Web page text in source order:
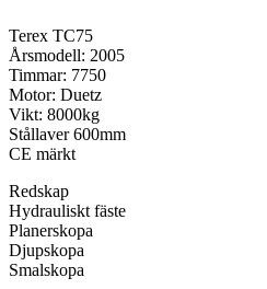
Terex TC75
Årsmodell: 2005
Timmar: 7750
Motor: Duetz
Vikt: 8000kg
Stållaver 600mm
CE märkt
Redskap
Hydrauliskt fäste
Planerskopa
Djupskopa
Smalskopa